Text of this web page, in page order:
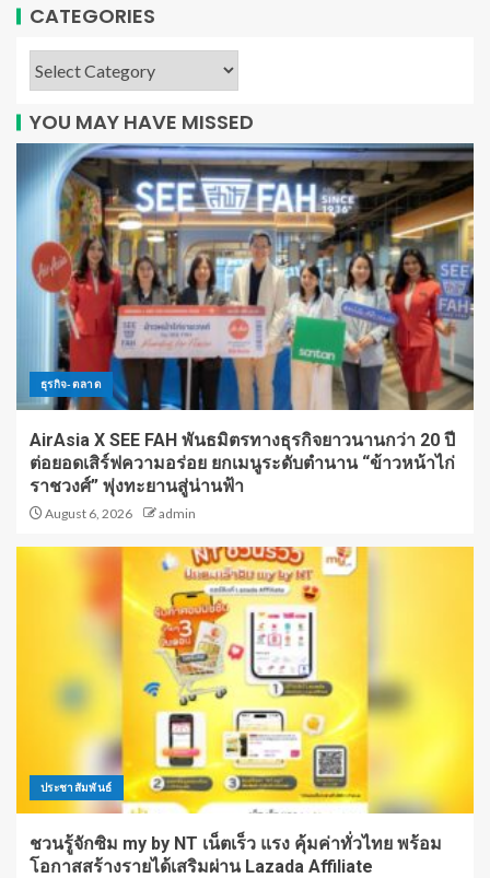
CATEGORIES
YOU MAY HAVE MISSED
ธุรกิจ-ตลาด
AirAsia X SEE FAH พันธมิตรทางธุรกิจยาวนานกว่า 20 ปี
ต่อยอดเสิร์ฟความอร่อย ยกเมนูระดับตำนาน “ข้าวหน้าไก่
ราชวงศ์” พุ่งทะยานสู่น่านฟ้า
August 6, 2026 admin
ประชาสัมพันธ์
ชวนรู้จักซิม my by NT เน็ตเร็ว แรง คุ้มค่าทั่วไทย พร้อม
โอกาสสร้างรายได้เสริมผ่าน Lazada Affiliate